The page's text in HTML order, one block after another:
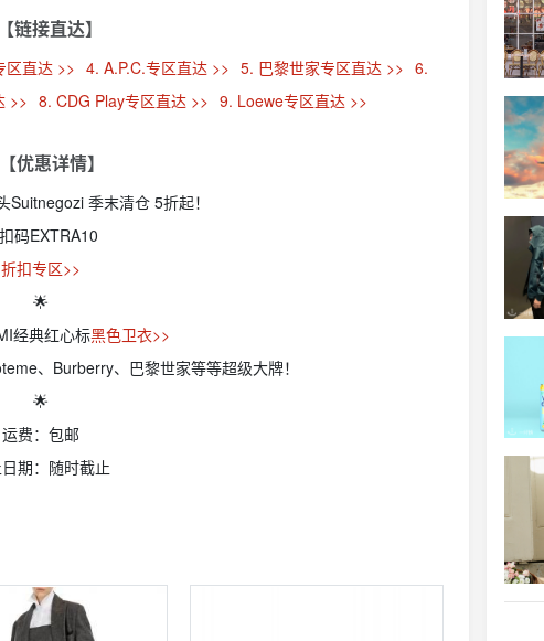
链接直达】
区直达 >> 4. A.P.C.专区直达 >> 5. 巴黎世家专区直达 >> 6.
>> 8. CDG Play专区直达 >> 9. Loewe专区直达 >>
优惠详情】
Suitnegozi 季末清仓 5折起！
码EXTRA10
折扣专区>>
🌟
经典红心标黑色卫衣>>
、Burberry、巴黎世家等等超级大牌！
🌟
运费：包邮
期：随时截止